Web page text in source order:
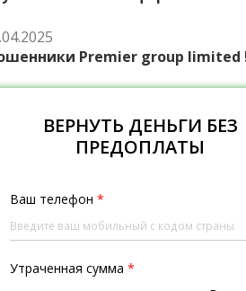
Premier group limited
ВЕРНУТЬ ДЕНЬГИ БЕЗ
ПРЕДОПЛАТЫ
Ваш телефон *
Утраченная сумма *